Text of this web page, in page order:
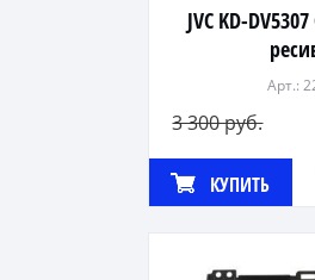
JVC KD-
Арт.:
3 300 руб.
КУПИТЬ